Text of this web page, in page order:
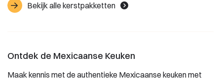
Bekijk alle kerstpakketten
Ontdek de Mexicaanse Keuken
Maak kennis met de authentieke Mexicaanse keuken met